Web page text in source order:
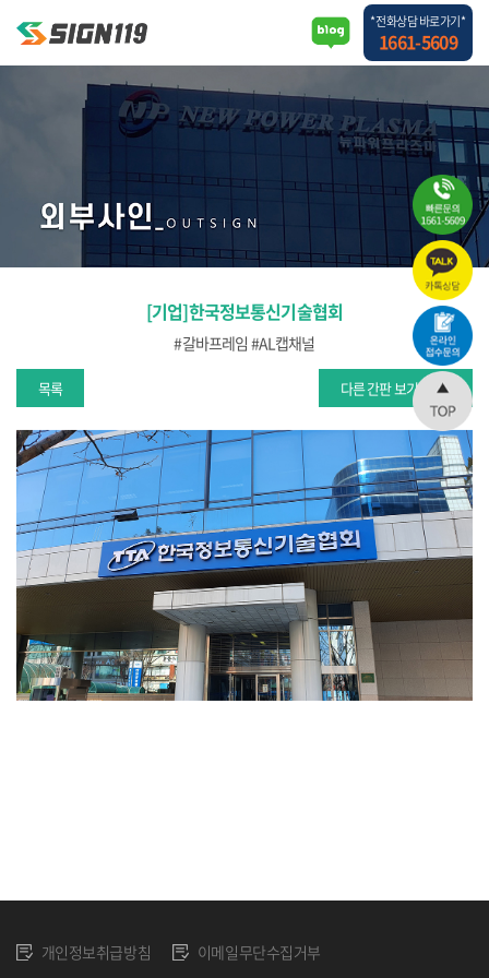
*전화상담 바로가기*
1661-5609
목록
[기업]한국정보통신기술협회
#갈바프레임 #AL캡채널
다른 간판 보기
개인정보취급방침 이메일무단수집거부